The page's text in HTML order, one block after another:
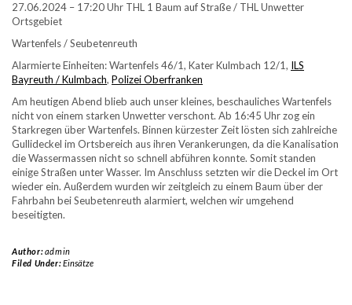
27.06.2024 – 17:20 Uhr THL 1 Baum auf Straße / THL Unwetter
Ortsgebiet
Wartenfels / Seubetenreuth
Alarmierte Einheiten: Wartenfels 46/1, Kater Kulmbach 12/1, ILS
Bayreuth / Kulmbach, Polizei Oberfranken
Am heutigen Abend blieb auch unser kleines, beschauliches Wartenfels
nicht von einem starken Unwetter verschont. Ab 16:45 Uhr zog ein
Starkregen über Wartenfels. Binnen kürzester Zeit lösten sich zahlreiche
Gullideckel im Ortsbereich aus ihren Verankerungen, da die Kanalisation
die Wassermassen nicht so schnell abführen konnte. Somit standen
einige Straßen unter Wasser. Im Anschluss setzten wir die Deckel im Ort
wieder ein. Außerdem wurden wir zeitgleich zu einem Baum über der
Fahrbahn bei Seubetenreuth alarmiert, welchen wir umgehend
beseitigten.
Author:admin
Filed Under:Einsätze